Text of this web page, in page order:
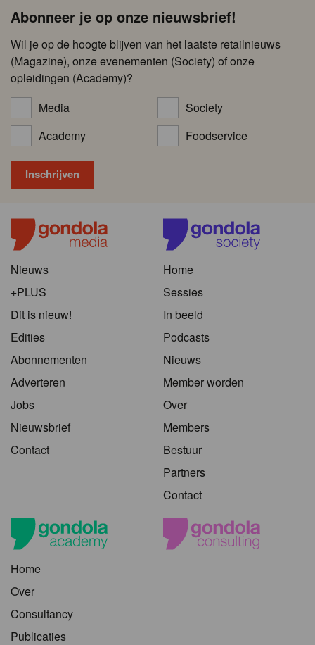
Abonneer je op onze nieuwsbrief!
Wil je op de hoogte blijven van het laatste retailnieuws
(Magazine), onze evenementen (Society) of onze
opleidingen (Academy)?
Media
Society
Academy
Foodservice
Nieuws
+PLUS
Dit is nieuw!
Edities
Abonnementen
Adverteren
Jobs
Nieuwsbrief
Contact
Home
Sessies
In beeld
Podcasts
Nieuws
Member worden
Over
Members
Bestuur
Partners
Contact
Home
Over
Consultancy
Publicaties